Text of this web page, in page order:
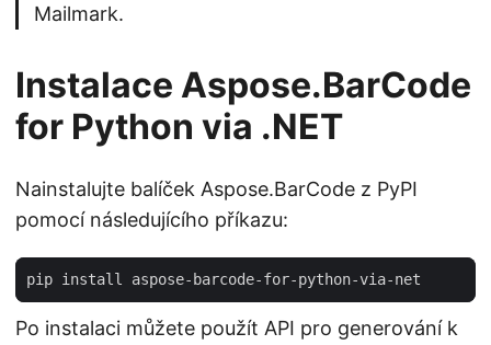
Mailmark.
Instalace Aspose.BarCode
for Python via .NET
Nainstalujte balíček Aspose.BarCode z PyPI
pomocí následujícího příkazu:
Po instalaci můžete použít API pro generování k